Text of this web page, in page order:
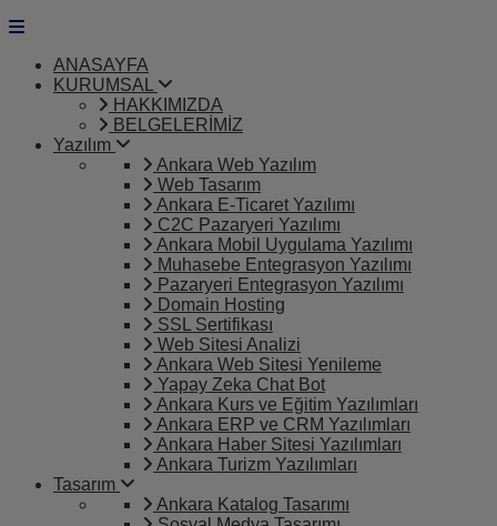
ANASAYFA
KURUMSAL
HAKKIMIZDA
BELGELERİMİZ
Yazılım
Ankara Web Yazılım
Web Tasarım
Ankara E-Ticaret Yazılımı
C2C Pazaryeri Yazılımı
Ankara Mobil Uygulama Yazılımı
Muhasebe Entegrasyon Yazılımı
Pazaryeri Entegrasyon Yazılımı
Domain Hosting
SSL Sertifikası
Web Sitesi Analizi
Ankara Web Sitesi Yenileme
Yapay Zeka Chat Bot
Ankara Kurs ve Eğitim Yazılımları
Ankara ERP ve CRM Yazılımları
Ankara Haber Sitesi Yazılımları
Ankara Turizm Yazılımları
Tasarım
Ankara Katalog Tasarımı